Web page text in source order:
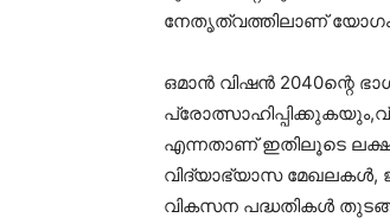
നേതൃത്വത്തിലാണ് യോഗം
ഒമാൻ വിഷൻ 2040ന്റെ
എന്നതാണ് ഇതിലൂടെ
വിദ്യാഭ്യാസ മേഖലകൾ,
വികസന പദ്ധതികൾ